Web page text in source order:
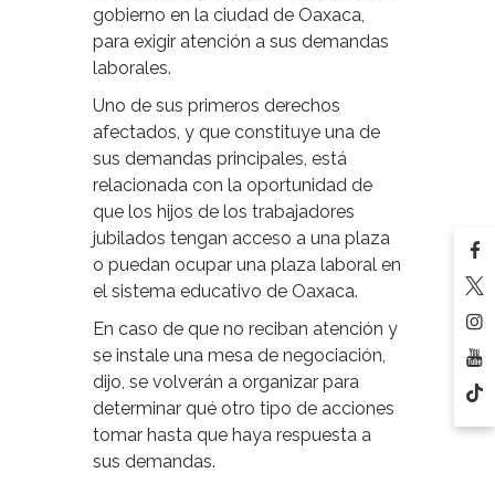
gobierno en la ciudad de Oaxaca,
para exigir atención a sus demandas
laborales.
Uno de sus primeros derechos
afectados, y que constituye una de
sus demandas principales, está
relacionada con la oportunidad de
que los hijos de los trabajadores
jubilados tengan acceso a una plaza
o puedan ocupar una plaza laboral en
el sistema educativo de Oaxaca.
En caso de que no reciban atención y
se instale una mesa de negociación,
dijo, se volverán a organizar para
determinar qué otro tipo de acciones
tomar hasta que haya respuesta a
sus demandas.